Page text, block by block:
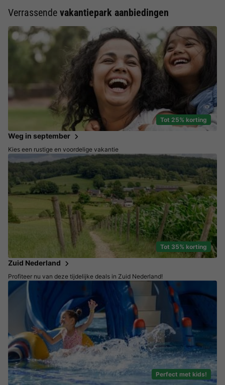
Verrassende vakantiepark aanbiedingen
Tot 25% korting
Weg in september
Kies een rustige en voordelige vakantie
Tot 35% korting
Zuid Nederland
Profiteer nu van deze tijdelijke deals in Zuid Nederland!
Perfect met kids!